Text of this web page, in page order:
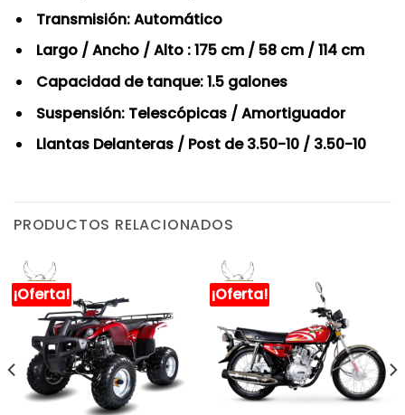
Transmisión: Automático
Largo / Ancho / Alto : 175 cm / 58 cm / 114 cm
Capacidad de tanque: 1.5 galones
Suspensión: Telescópicas / Amortiguador
Llantas Delanteras / Post de 3.50-10 / 3.50-10
PRODUCTOS RELACIONADOS
¡Oferta! ¡Oferta!